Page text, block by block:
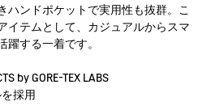
ハンドポケットで実用性も抜群。こ
イテムとして、カジュアルからスマ
躍する一着です。
by GORE-TEX LABS
採用